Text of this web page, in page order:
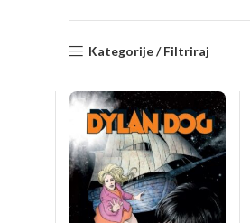
Kategorije / Filtriraj